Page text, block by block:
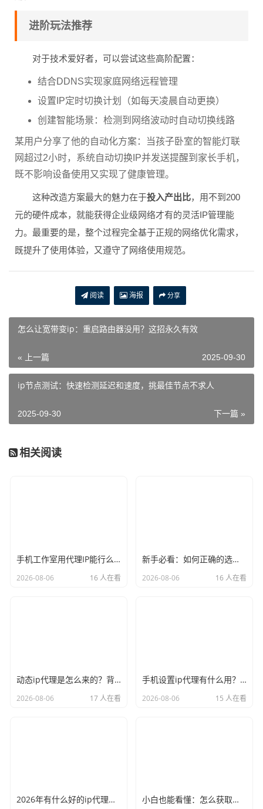
进阶玩法推荐
对于技术爱好者，可以尝试这些高阶配置：
结合DDNS实现家庭网络远程管理
设置IP定时切换计划（如每天凌晨自动更换）
创建智能场景：检测到网络波动时自动切换线路
某用户分享了他的自动化方案：当孩子卧室的智能灯联
网超过2小时，系统自动切换IP并发送提醒到家长手机，
既不影响设备使用又实现了健康管理。
这种改造方案最大的魅力在于投入产出比，用不到200
元的硬件成本，就能获得企业级网络才有的灵活IP管理能
力。最重要的是，整个过程完全基于正规的网络优化需求，
既提升了使用体验，又遵守了网络使用规范。
阅读 海报 分享
怎么让宽带变ip：重启路由器没用？这招永久有效
« 上一篇 2025-09-30
ip节点测试：快速检测延迟和速度，挑最佳节点不求人
下一篇 »
2025-09-30
相关阅读
手机工作室用代理IP能行么？过来人的经验告诉你答案
2026-08-06 16 人在看
新手必看：如何正确的选择代理ip软件，别再交智商税了
2026-08-06 16 人在看
动态ip代理是怎么来的？背后的原理比你想象的精彩
2026-08-06 17 人在看
手机设置ip代理有什么用？不只是改定位那么简单
2026-08-06 15 人在看
2026年有什么好的ip代理软件？亲测后我只推荐这几个 小白也能看懂：怎么获取代理ip和端口号，一步步教会你